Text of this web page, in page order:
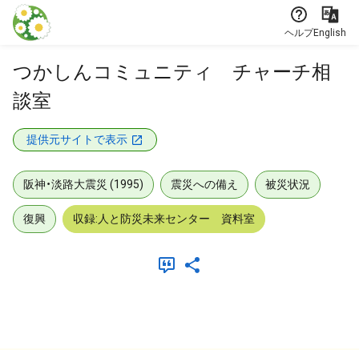
本文に飛ぶ
ヘルプEnglish
つかしんコミュニティ チャーチ相
談室
提供元サイトで表示
阪神・淡路大震災 (1995) 震災への備え 被災状況
復興 収録:人と防災未来センター 資料室